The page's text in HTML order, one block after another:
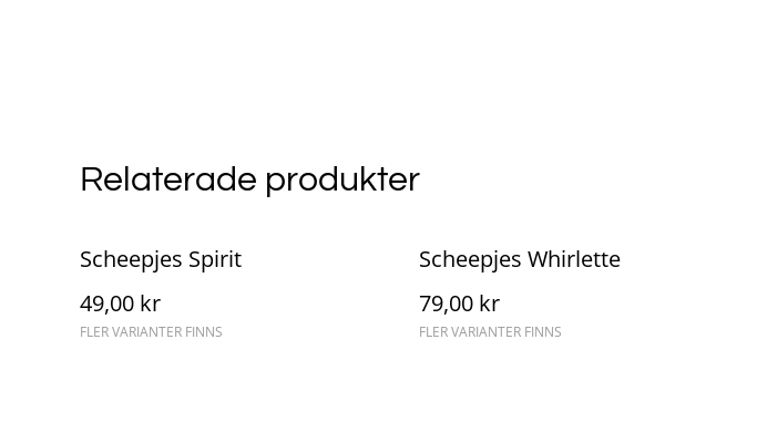
Relaterade produkter
Scheepjes Spirit
49,00 kr
FLER VARIANTER FINNS
Scheepjes Whirlette
79,00 kr
FLER VARIANTER FINNS